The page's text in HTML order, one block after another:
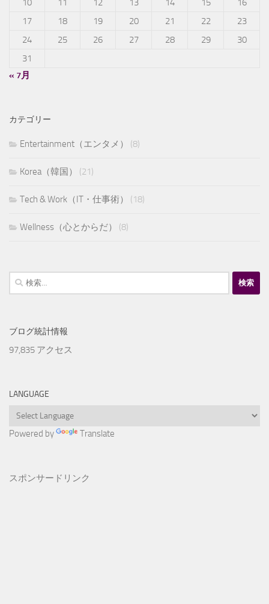
10 11 12 13 14 15
16
17
18 19 20 21 22
23
24
25 26 27 28 29
30
31
« 7月
カテゴリー
Entertainment（エンタメ） (8)
Korea（韓国） (21)
Tech & Work（IT・仕事術） (18)
Wellness（心とからだ） (8)
検
索:
ブログ統計情報
97,835 アクセス
LANGUAGE
Powered by Translate
スポンサードリンク